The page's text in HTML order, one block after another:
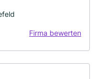
Firma bewerten